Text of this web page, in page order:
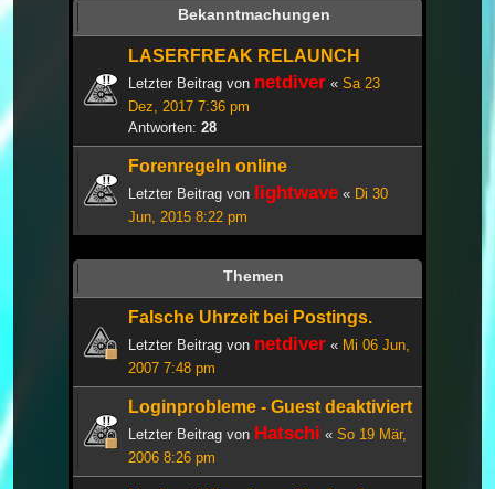
Bekanntmachungen
LASERFREAK RELAUNCH
Letzter Beitrag von netdiver « Sa 23
Dez, 2017 7:36 pm
Antworten: 28
Forenregeln online
Letzter Beitrag von lightwave « Di 30
Jun, 2015 8:22 pm
Themen
Falsche Uhrzeit bei Postings.
Letzter Beitrag von netdiver « Mi 06 Jun,
2007 7:48 pm
Loginprobleme - Guest deaktiviert
Letzter Beitrag von Hatschi « So 19 Mär,
2006 8:26 pm